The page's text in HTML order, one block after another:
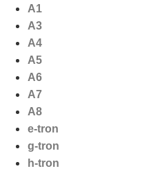
naar
inhoud
A1
A3
A4
A5
A6
A7
A8
e-tron
g-tron
h-tron